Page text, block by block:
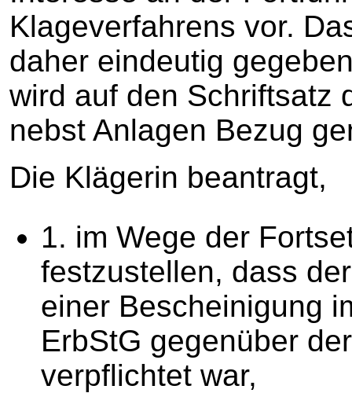
Klageverfahrens vor.
daher eindeutig
wird auf den Schriftsatz
nebst Anlagen Bezug
Die Klägerin beantragt,
1. im Wege der
festzustellen, dass
einer Bescheinigung
ErbStG gegenüber
verpflichtet war,